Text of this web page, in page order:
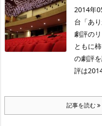
2014年
台「あ
劇評の
ともに
の劇評
評は
記事を読む